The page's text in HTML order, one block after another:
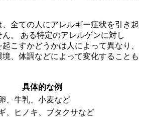
全ての人にアレルギー症状を引き起
。 ある特定のアレルゲンに対し
こすかどうかは人によって異なり、
、体調などによって変化する ことも
具体的な例
、牛乳、小麦など
、ヒノキ、ブタクサなど